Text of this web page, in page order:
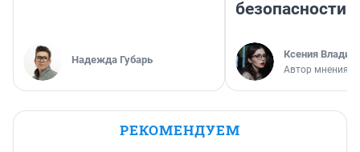
Надежда Губарь
безопасности
Ксения
Автор мнения
РЕКОМЕНДУЕМ